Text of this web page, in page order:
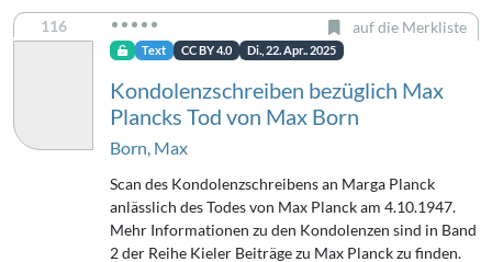
116 auf die Merkliste
Text CC BY 4.0 Di., 22. Apr.. 2025
Kondolenzschreiben bezüglich Max
Plancks Tod von Max Born
Born, Max
Scan des Kondolenzschreibens an Marga Planck
anlässlich des Todes von Max Planck am 4.10.1947.
Mehr Informationen zu den Kondolenzen sind in Band
2 der Reihe Kieler Beiträge zu Max Planck zu finden.